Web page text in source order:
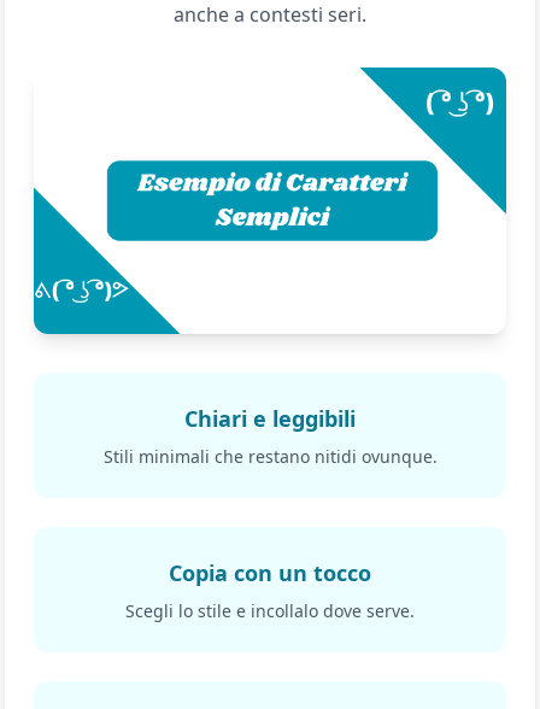
anche a contesti seri.
Chiari e leggibili
Stili minimali che restano nitidi ovunque.
Copia con un tocco
Scegli lo stile e incollalo dove serve.